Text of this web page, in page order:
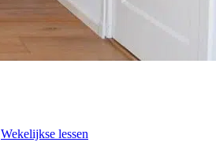
Wekelijkse lessen